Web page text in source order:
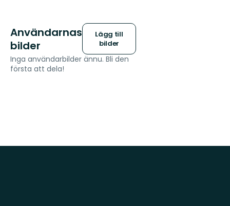
Användarnas
bilder
Lägg till
bilder
Inga användarbilder ännu. Bli den
första att dela!